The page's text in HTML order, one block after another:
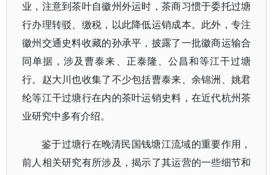
业，注意到茶叶自徽州外运时，茶商习惯于委托过塘
行办理转驳、缴税，以此降低运销成本。此外，专注
徽州交通史料收藏的孙承平，披露了一批徽商运输合
同单据，涉及曹泰来、正泰隆、公昌和等江干过塘
行。赵大川也收集了不少包括曹泰来、余锦洲、姚君
纶等江干过塘行在内的茶叶运销史料，在近代杭州茶
业研究中多有介绍。
鉴于过塘行在晚清民国钱塘江流域的重要作用，
前人相关研究有所涉及，揭示了其运营的一些细节和